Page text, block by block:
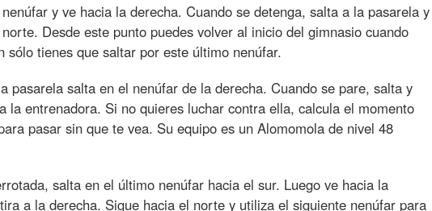
y ve hacia la derecha. Cuando se detenga, salta a la pasarela y
Desde este punto puedes volver al inicio del gimnasio cuando
sólo tienes que saltar por este último nenúfar.
pasarela salta en el nenúfar de la derecha. Cuando se pare, salta y
la entrenadora. Si no quieres luchar contra ella, calcula el momento
pasar sin que te vea. Su equipo es un Alomomola de nivel 48
salta en el último nenúfar hacia el sur. Luego ve hacia la
a la derecha. Sigue hacia el norte y utiliza el siguiente nenúfar para